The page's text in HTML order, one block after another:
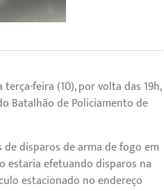
feira (10), por volta das 19h,
Batalhão de Policiamento de
disparos de arma de fogo em
estaria efetuando disparos na
estacionado no endereço